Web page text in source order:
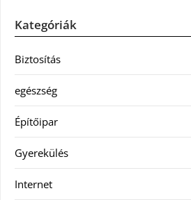
Kategóriák
Biztosítás
egészség
Építőipar
Gyerekülés
Internet